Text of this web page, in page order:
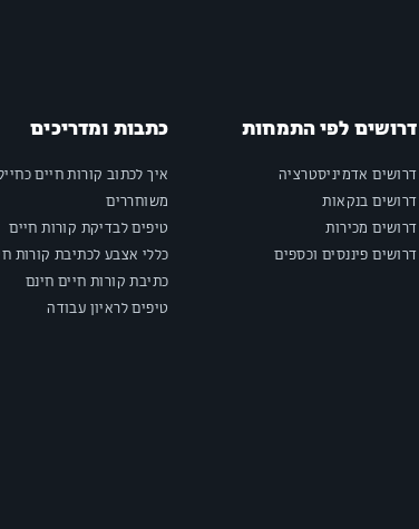
דרושים לפי התמחות
דרושים אדמיניסטרציה
דרושים בנקאות
דרושים מכירות
דרושים פיננסים וכספים
כתבות ומדריכים
איך לכתוב קורות חיים
משוחררים
טיפים לבדיקת קורות חיים
כללי אצבע לכתיבת קורות
כתיבת קורות חיים חינם
טיפים לראיון עבודה